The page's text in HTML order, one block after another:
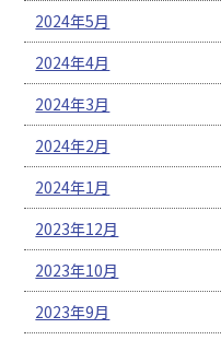
2024年5月
2024年4月
2024年3月
2024年2月
2024年1月
2023年12月
2023年10月
2023年9月